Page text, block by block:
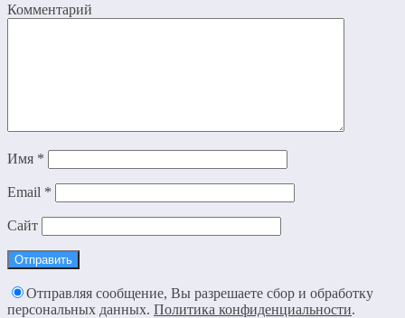
Комментарий
Имя *
Email *
Сайт
Отправляя сообщение, Вы разрешаете сбор и обработку
персональных данных. Политика конфиденциальности.